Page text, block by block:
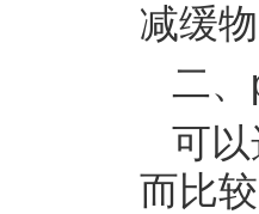
减缓
二、
可以
而比